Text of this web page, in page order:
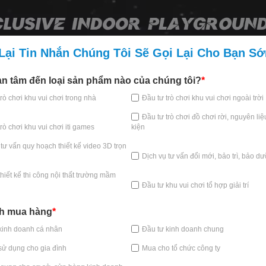
Tin Nhắn Chúng Tôi Sẽ Gọi Lại Cho Bạn
tâm đến loại sản phẩm nào của chúng tôi?*
chơi khu vui chơi trong nhà Đầu tư trò chơi khu vui chơi ngoài trời
chơi khu vui chơi iti games
Đầu tư trò chơi đồ chơi rời, nguyên
kiện
vấn quy hoạch thiết kế video 3D trọn
Dịch vụ tư vấn đổi mới, bảo trì, bảo
kế thi công nội thất trường mầm
Đầu tư khu vui chơi tổ hợp giải trí
mua hàng*
doanh cá nhân Đầu tư kinh doanh chung
dụng cho gia đình Mua cho tổ chức công ty